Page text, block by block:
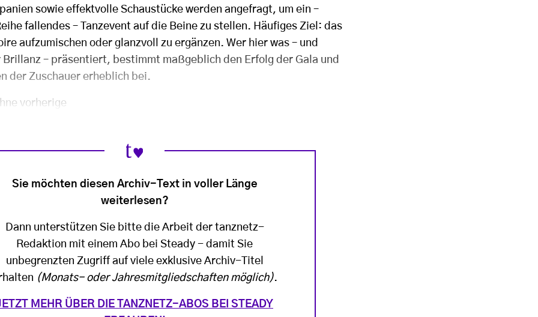
sowie effektvolle Schaustücke werden angefragt, um ein –
fallendes – Tanzevent auf die Beine zu stellen. Häufiges Ziel: das
aufzumischen oder glanzvoll zu ergänzen. Wer hier was – und
– präsentiert, bestimmt maßgeblich den Erfolg der Gala und
der Zuschauer erheblich bei.
vorherige
Sie möchten diesen Archiv-Text in voller Länge
weiterlesen?
Dann unterstützen Sie bitte die Arbeit der tanznetz-
Redaktion mit einem Abo bei Steady - damit Sie
unbegrenzten Zugriff auf viele exklusive Archiv-Titel
(Monats- oder Jahresmitgliedschaften möglich).
MEHR ÜBER DIE TANZNETZ-ABOS BEI STEADY